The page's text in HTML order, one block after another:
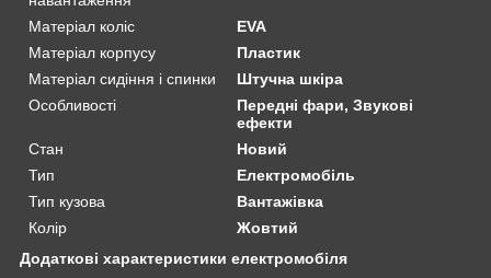
Матеріал коліс
EVA
Матеріал корпусу
Пластик
Матеріал сидіння і спинки
Штучна шкіра
Особливості
Передні фари, Звукові
ефекти
Стан
Новий
Тип
Електромобіль
Тип кузова
Вантажівка
Колір
Жовтий
Додаткові характеристики електромобіля